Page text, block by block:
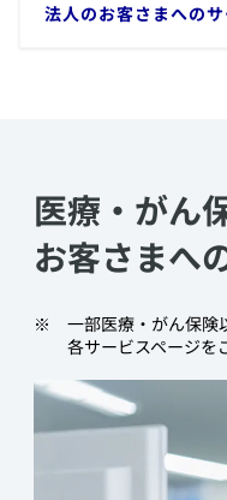
法人のお客さまへの
医療・がん
お客さまへ
一部医療・がん保険
各サービスページを